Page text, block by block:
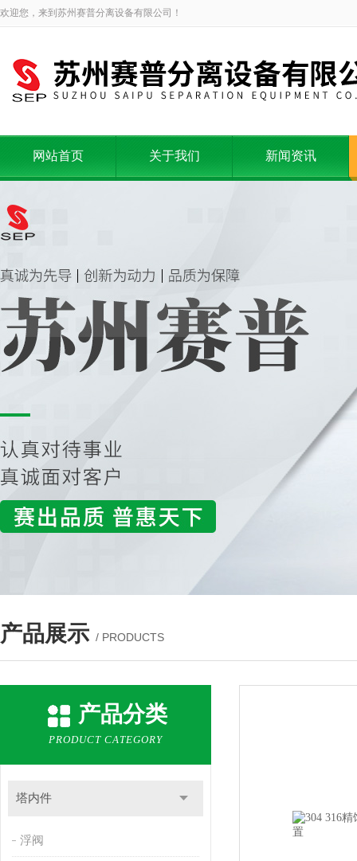
欢迎您，来到苏州赛普分离设备有限公司！
网站首页 关于我们 新闻资讯
产品展示 / PRODUCTS
产品分类
PRODUCT CATEGORY
塔内件
浮阀